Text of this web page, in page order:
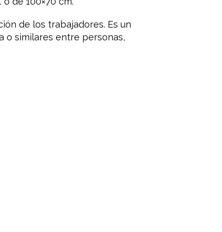
de los trabajadores. Es un
o similares entre personas,